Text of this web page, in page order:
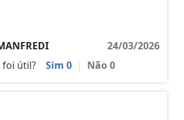
24/03/2026
foi útil?
Sim 0 | Não0